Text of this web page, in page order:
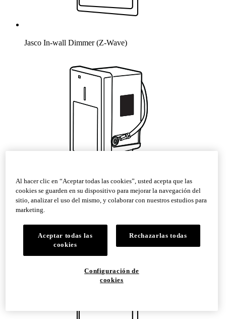
Jasco In-wall Dimmer (Z-Wave)
Nortek Isolated Contact Fixture Module
Al hacer clic en “Aceptar todas las cookies”, usted acepta que las
cookies se guarden en su dispositivo para mejorar la navegación del
sitio, analizar el uso del mismo, y colaborar con nuestros estudios para
marketing.
Aceptar todas las
cookies
Rechazarlas todas
Configuración de
cookies